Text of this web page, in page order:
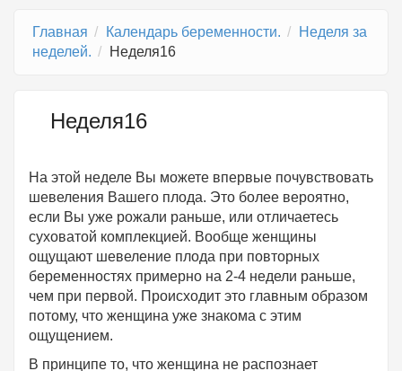
Главная Календарь беременности.
Неделя за
неделей.
Неделя16
Неделя16
На этой неделе Вы можете впервые почувствовать
шевеления Вашего плода. Это более вероятно,
если Вы уже рожали раньше, или отличаетесь
суховатой комплекцией. Вообще женщины
ощущают шевеление плода при повторных
беременностях примерно на 2-4 недели раньше,
чем при первой. Происходит это главным образом
потому, что женщина уже знакома с этим
ощущением.
В принципе то, что женщина не распознает